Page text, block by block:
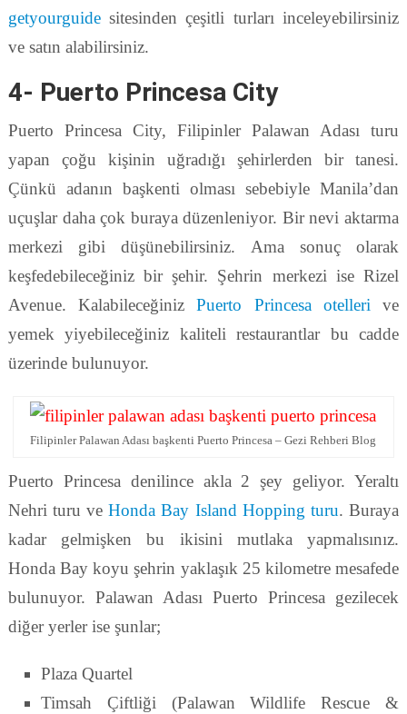
getyourguidesitesinden çeşitli turları inceleyebilirsiniz
ve satın alabilirsiniz.
4- Puerto Princesa City
Puerto Princesa City, Filipinler Palawan Adası turu
yapan çoğu kişinin uğradığı şehirlerden bir tanesi.
Çünkü adanın başkenti olması sebebiyle Manila’dan
uçuşlar daha çok buraya düzenleniyor. Bir nevi aktarma
merkezi gibi düşünebilirsiniz. Ama sonuç olarak
keşfedebileceğiniz bir şehir. Şehrin merkezi ise Rizel
Avenue. KalabileceğinizPuerto Princesa otelleri ve
yemek yiyebileceğiniz kaliteli restaurantlar bu cadde
üzerinde bulunuyor.
Filipinler Palawan Adası başkenti Puerto Princesa – Gezi Rehberi Blog
Puerto Princesa denilince akla 2 şey geliyor. Yeraltı
Nehri turu veHonda Bay Island Hopping turu. Buraya
kadar gelmişken bu ikisini mutlaka yapmalısınız.
Honda Bay koyu şehrin yaklaşık 25 kilometre mesafede
bulunuyor. Palawan Adası Puerto Princesa gezilecek
diğer yerler ise şunlar;
Plaza Quartel
Timsah Çiftliği (Palawan Wildlife Rescue &